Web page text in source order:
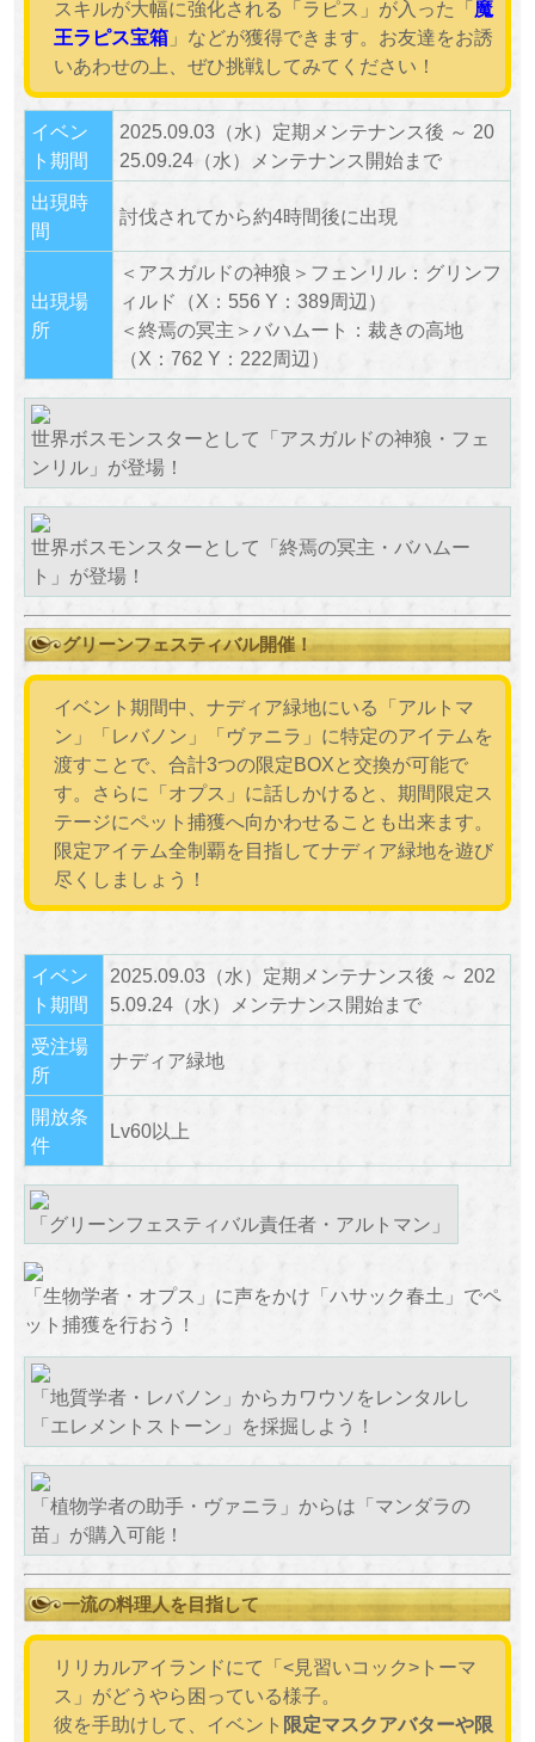
スキルが大幅に強化される「ラピス」が入った「魔
王ラピス宝箱」などが獲得できます。お友達をお誘
いあわせの上、ぜひ挑戦してみてください！
イベン
ト期間
2025.09.03（水）定期メンテナンス後 ～ 20
25.09.24（水）メンテナンス開始まで
出現時
間
討伐されてから約4時間後に出現
出現場
所
＜アスガルドの神狼＞フェンリル：グリンフ
ィルド（X：556 Y：389周辺）
＜終焉の冥主＞バハムート：裁きの高地
（X：762 Y：222周辺）
世界ボスモンスターとして「アスガルドの神狼・フェ
ンリル」が登場！
世界ボスモンスターとして「終焉の冥主・バハムー
ト」が登場！
グリーンフェスティバル開催！
イベント期間中、ナディア緑地にいる「アルトマ
ン」「レバノン」「ヴァニラ」に特定のアイテムを
渡すことで、合計3つの限定BOXと交換が可能で
す。さらに「オプス」に話しかけると、期間限定ス
テージにペット捕獲へ向かわせることも出来ます。
限定アイテム全制覇を目指してナディア緑地を遊び
尽くしましょう！
イベン
ト期間
2025.09.03（水）定期メンテナンス後 ～ 202
5.09.24（水）メンテナンス開始まで
受注場
所
ナディア緑地
開放条
件
Lv60以上
「グリーンフェスティバル責任者・アルトマン」
「生物学者・オプス」に声をかけ「ハサック春土」でペ
ット捕獲を行おう！
「地質学者・レバノン」からカワウソをレンタルし
「エレメントストーン」を採掘しよう！
「植物学者の助手・ヴァニラ」からは「マンダラの
苗」が購入可能！
一流の料理人を目指して
リリカルアイランドにて「<見習いコック>トーマ
ス」がどうやら困っている様子。
彼を手助けして、イベント 限定マスクアバターや限